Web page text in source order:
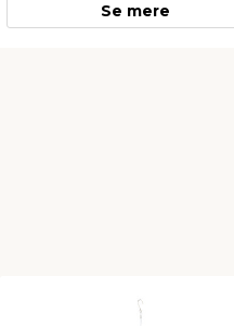
Se mere